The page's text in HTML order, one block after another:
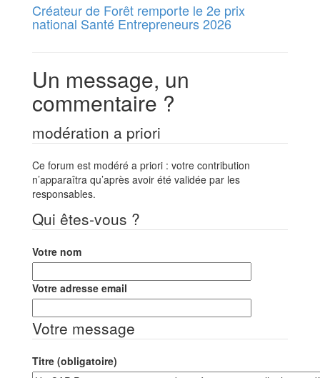
Créateur de Forêt remporte le 2e prix
national Santé Entrepreneurs 2026
Un message, un
commentaire ?
modération a priori
Ce forum est modéré a priori : votre contribution
n’apparaîtra qu’après avoir été validée par les
responsables.
Qui êtes-vous ?
Votre nom
Votre adresse email
Votre message
Titre (obligatoire)